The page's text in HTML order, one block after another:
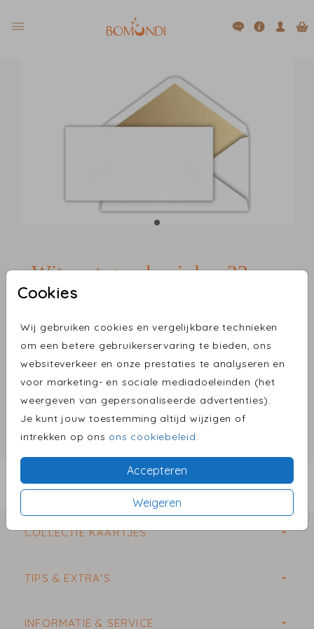
Cookies
Wij gebruiken cookies en vergelijkbare technieken
om een betere gebruikerservaring te bieden, ons
websiteverkeer en onze prestaties te analyseren en
voor marketing- en sociale mediadoeleinden (het
weergeven van gepersonaliseerde advertenties).
Je kunt jouw toestemming altijd wijzigen of
intrekken op ons ons cookiebeleid.
Accepteren
Weigeren
Wit met gouden inlay 22 x
11
Aantal x 1 Prijs: € 0,75
Omschrijving
Wit met gouden inlay 22 x 11
BESTEL EEN PROEFDRUK VANAF €1,00
COLLECTIE KAARTJES
TIPS & EXTRA'S
INFORMATIE & SERVICE